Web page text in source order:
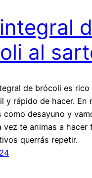
al
de brócoli es
y rápido de hacer. En
como desayuno y
vez te animas a hacer
querrás repetir.